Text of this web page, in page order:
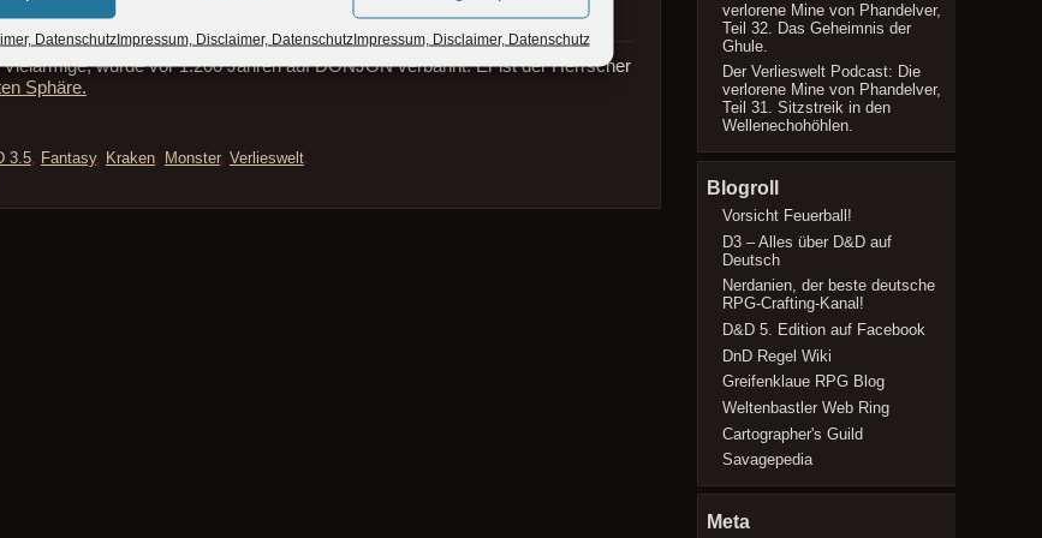
DatenschutzImpressum, Disclaimer, DatenschutzImpressum, Disclaimer, Datenschutz
wurde vor 1.200 Jahren auf DONJON verbannt. Er ist der Herrscher
Sphäre.
3.5, Fantasy, Kraken, Monster, Verlieswelt.
verlorene Mine von Phandelver,
Teil 32. Das Geheimnis der
Ghule.
Der Verlieswelt Podcast: Die
verlorene Mine von Phandelver,
Teil 31. Sitzstreik in den
Wellenechohöhlen.
Blogroll
Vorsicht Feuerball!
D3 – Alles über D&D auf
Deutsch
Nerdanien, der beste deutsche
RPG-Crafting-Kanal!
D&D 5. Edition auf Facebook
DnD Regel Wiki
Greifenklaue RPG Blog
Weltenbastler Web Ring
Cartographer's Guild
Savagepedia
Meta